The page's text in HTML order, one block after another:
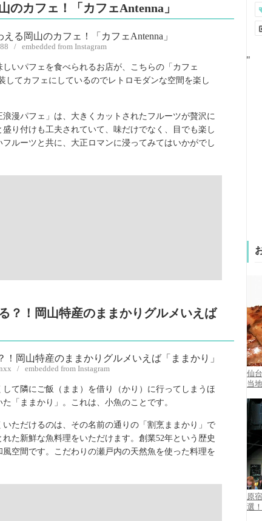
のカフェ！「カフェAntenna」
/ embedded from Instagram
いパフェを食べられるお店が、こちらの「カフェ
してカフェにしているのでレトロモダンな空間を楽し
漫パフェ」は、大きくカットされたフルーツが贅沢に
り付けも工夫されていて、味だけでなく、目でも楽し
ルーツと共に、大正ロマンに浸ってみてはいかがでし
？！岡山特産のままかりグルメいえば
/ embedded from Instagram
て隣にご飯（まま）を借り（かり）に行ってしまうほ
「ままかり」。これは、小魚のことです。
ただけるのは、その名前の通りの「割烹ままかり」で
た新鮮な魚料理をいただけます。創業52年という歴史
空間です。こだわりの瀬戸内の天然魚を使った料理を
"
仙
当
原
選！